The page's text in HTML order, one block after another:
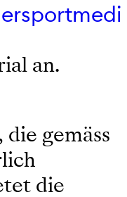
an.
gemäss
die